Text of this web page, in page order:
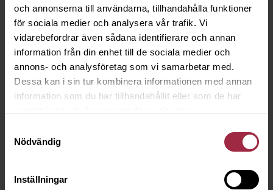
och annonserna till användarna, tillhandahålla funktioner
för sociala medier och analysera vår trafik. Vi
vidarebefordrar även sådana identifierare och annan
information från din enhet till de sociala medier och
annons- och analysföretag som vi samarbetar med.
Dessa kan i sin tur kombinera informationen med annan
information som du har tillhandahållit eller som de har
Nödvändig
Inställningar